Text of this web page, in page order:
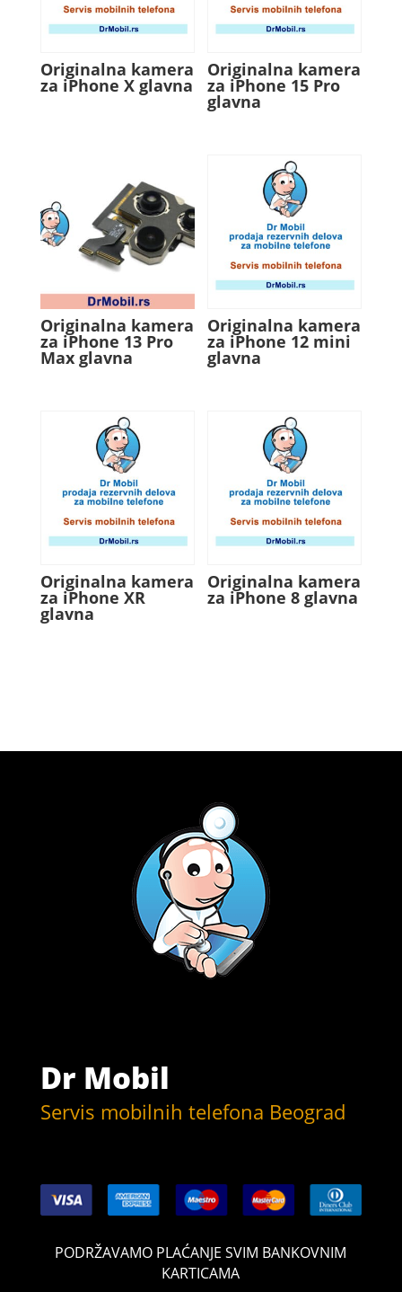
Originalna kamera
za iPhone X glavna
Originalna kamera
za iPhone 15 Pro
glavna
Originalna kamera
za iPhone 13 Pro
Max glavna
Originalna kamera
za iPhone 12 mini
glavna
Originalna kamera
za iPhone XR
glavna
Originalna kamera
za iPhone 8 glavna
Dr Mobil
Servis mobilnih telefona Beograd
PODRŽAVAMO PLAĆANJE SVIM BANKOVNIM
KARTICAMA